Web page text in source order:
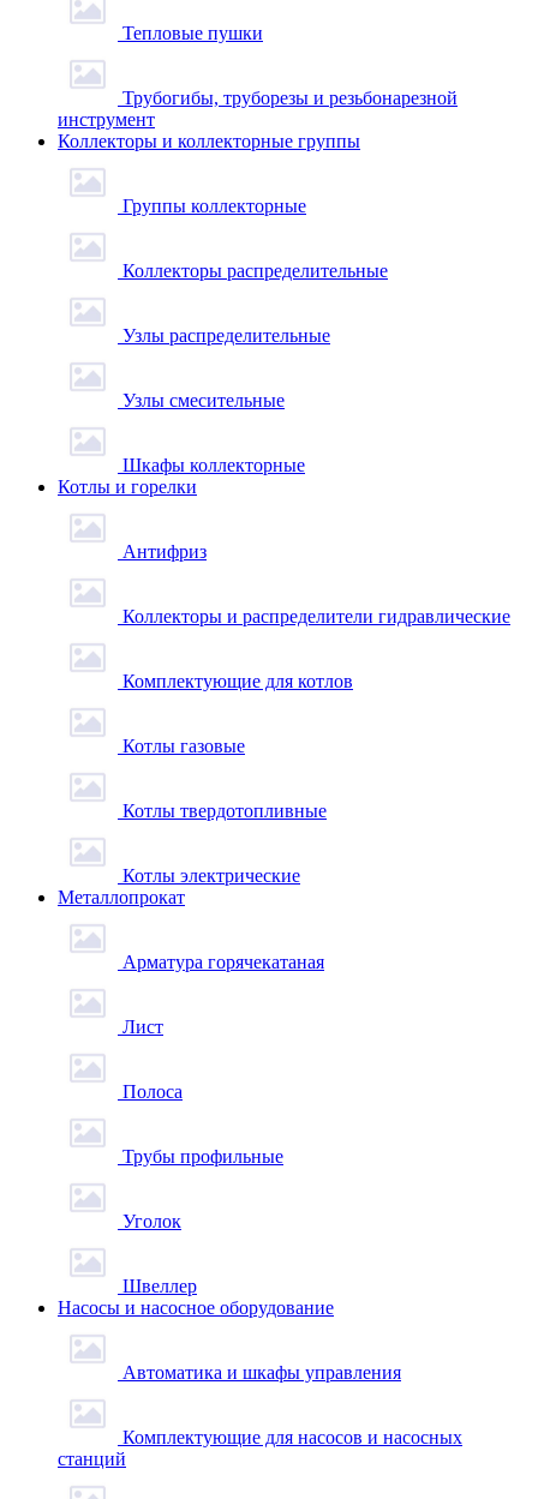
Тепловые пушки
Трубогибы, труборезы и резьбонарезной
инструмент
Коллекторы и коллекторные группы
Группы коллекторные
Коллекторы распределительные
Узлы распределительные
Узлы смесительные
Шкафы коллекторные
Котлы и горелки
Антифриз
Коллекторы и распределители гидравлические
Комплектующие для котлов
Котлы газовые
Котлы твердотопливные
Котлы электрические
Металлопрокат
Арматура горячекатаная
Лист
Полоса
Трубы профильные
Уголок
Швеллер
Насосы и насосное оборудование
Автоматика и шкафы управления
Комплектующие для насосов и насосных
станций